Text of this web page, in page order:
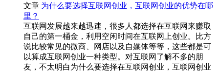
文章 为什么要选择互联网创业，互联网创业的优势在哪
里？
互联网发展越来越迅速，很多人都选择在互联网来赚取
自己的第一桶金，利用空闲时间在互联网上创业。比方
说比较常见的微商、网店以及自媒体等等，这些都是可
以算成互联网创业一种类型。对互联网了解不多的朋
友，不太明白为什么要选择在互联网创业，互联网创业